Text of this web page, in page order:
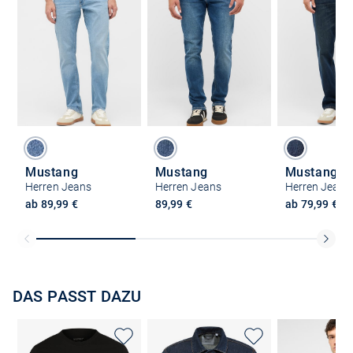
Mustang
Herren Jeans
ab 89,99 €
Mustang
Herren Jeans
89,99 €
Mustang
Herren Jeans
ab 79,99 €
DAS PASST DAZU